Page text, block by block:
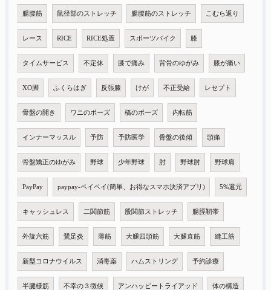
腸腰筋 鼠径部のストレッチ 腸腰筋のストレッチ こむら返り
レース RICE RICE処置 スポーツバイク 膝
タイムサービス 不定休 膝で痛み 背骨のゆがみ 膝が痛い
XO脚 ふくらはぎ 反張膝 けが 不正受給 レセプト
骨盤の開き ワニのポーズ 橋のポーズ 内転筋
インナーマッスル 予防 予防医学 骨盤の後傾 頭痛
骨盤矯正のゆがみ 野球 少年野球 肘 野球肘 野球肩
PayPay paypay-ペイペイ(簡単、お得なスマホ決済アプリ) 5%還元
キャッシュレス 二関節筋 股関節ストレッチ 腸脛靭帯
外旋六筋 鵞足炎 薄筋 大腿四頭筋 大腿直筋 縫工筋
新型コロナウイルス 消毒薬 ハムストリング 予約診療
半腱様筋 不幸の３徴候 アンハッピートライアッド 体の構造